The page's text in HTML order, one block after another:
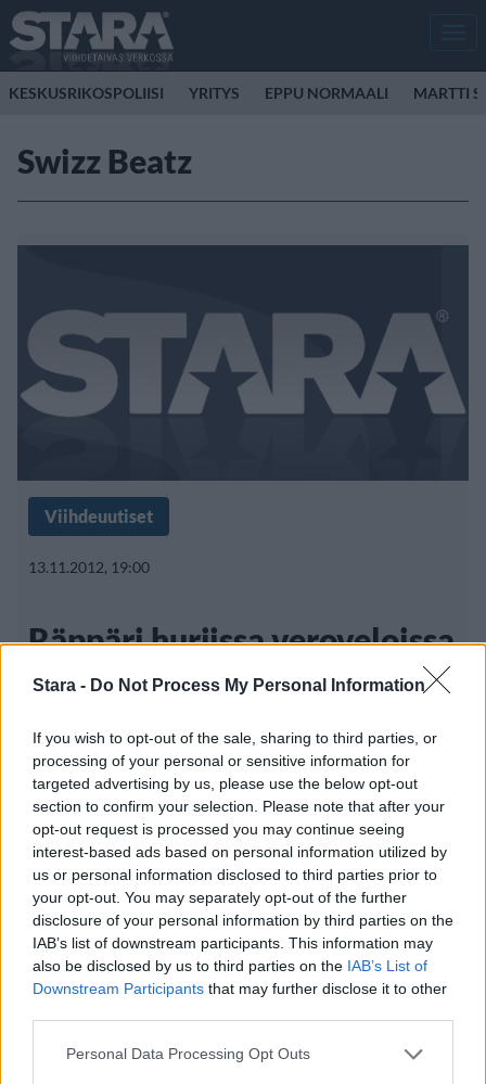
Stara - Do Not Process My Personal Information
If you wish to opt-out of the sale, sharing to third parties, or
processing of your personal or sensitive information for
targeted advertising by us, please use the below opt-out
section to confirm your selection. Please note that after your
opt-out request is processed you may continue seeing
interest-based ads based on personal information utilized by
us or personal information disclosed to third parties prior to
your opt-out. You may separately opt-out of the further
disclosure of your personal information by third parties on the
IAB’s list of downstream participants. This information may
also be disclosed by us to third parties on the IAB’s List of
Downstream Participants that may further disclose it to other
Personal Data Processing Opt Outs
KESKUSRIKOSPOLIISI YRITYS EPPU NORMAALI MARTTI
Swizz Beatz
Viihdeuutiset
13.11.2012, 19:00
Räppäri hurjissa veroveloissa
– miljoonien velat
Räppäri Swizz Beatz asteli taannoin alttarille
pitkäaikaisen naisystävänsä poptähti Alicia
Info
Tietoa meistä
Mediatiedot
Yhteistyössä
Kesä!
Päivän Lehti